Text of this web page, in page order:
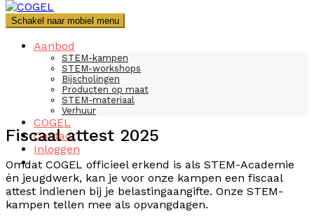
Spring
naar
de
inhoud
Schakel naar mobiel menu
Aanbod
STEM-kampen
STEM-workshops
Bijscholingen
Producten op maat
STEM-materiaal
Verhuur
COGEL
Contact
Inloggen
Fiscaal attest 2025
Omdat COGEL officieel erkend is als STEM-Academie
én jeugdwerk, kan je voor onze kampen een fiscaal
attest indienen bij je belastingaangifte. Onze STEM-
kampen tellen mee als opvangdagen.